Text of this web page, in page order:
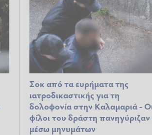
Σοκ από τα ευρήματα της
ιατροδικαστικής για τη
δολοφονία στην Καλαμαριά -
φίλοι του δράστη πανηγύριζαν
μέσω μηνυμάτων